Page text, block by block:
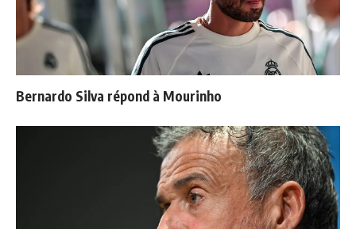
Bernardo Silva répond à Mourinho